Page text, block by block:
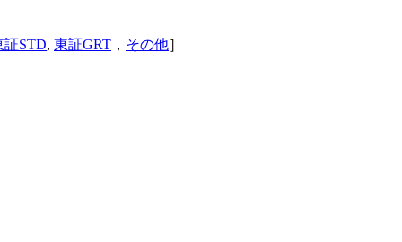
証STD, 東証GRT ， その他］